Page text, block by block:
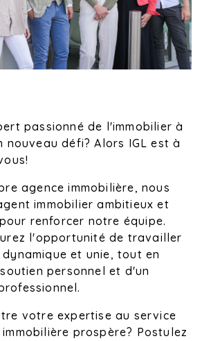
passionné de l'immobilier à
nouveau défi? Alors IGL est à
agence immobilière, nous
immobilier ambitieux et
renforcer notre équipe.
l'opportunité de travailler
et unie, tout en
personnel et d'un
votre expertise au service
prospère? Postulez